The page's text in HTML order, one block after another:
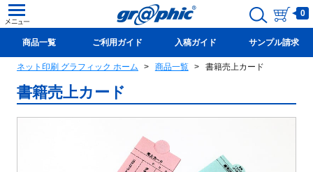
0
商品一覧 ご利用ガイド 入稿ガイド サンプル請求
新規会員登録(無料)
ネット印刷 グラフィック ホーム 商品一覧 書籍売上カード
書籍売上カード